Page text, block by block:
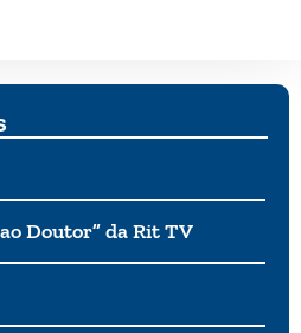
Doutor” da Rit TV